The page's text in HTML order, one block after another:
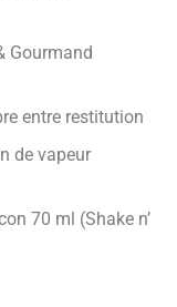
Gourmand
entre restitution
de vapeur
70 ml (Shake n’